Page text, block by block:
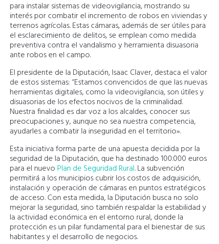
para instalar sistemas de videovigilancia, mostrando su
interés por combatir el incremento de robos en viviendas y
terrenos agrícolas. Estas cámaras, además de ser útiles para
el esclarecimiento de delitos, se emplean como medida
preventiva contra el vandalismo y herramienta disuasoria
ante robos en el campo.
El presidente de la Diputación, Isaac Claver, destaca el valor
de estos sistemas: “Estamos convencidos de que las nuevas
herramientas digitales, como la videovigilancia, son útiles y
disuasorias de los efectos nocivos de la criminalidad.
Nuestra finalidad es dar voz a los alcaldes, conocer sus
preocupaciones y, aunque no sea nuestra competencia,
ayudarles a combatir la inseguridad en el territorio».
Esta iniciativa forma parte de una apuesta decidida por la
seguridad de la Diputación, que ha destinado 100.000 euros
para el nuevoPlan de Seguridad Rural. La subvención
permitirá a los municipios cubrir los costos de adquisición,
instalación y operación de cámaras en puntos estratégicos
de acceso. Con esta medida, la Diputación busca no solo
mejorar la seguridad, sino también respaldar la estabilidad y
la actividad económica en el entorno rural, donde la
protección es un pilar fundamental para el bienestar de sus
habitantes y el desarrollo de negocios.